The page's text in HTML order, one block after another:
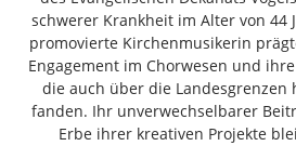
Antrifttal
Feldatal
Freiensteinau
Gemünden
Grebenau
schwerer Krankheit im Alter von 44
promovierte Kirchenmusikerin
Engagement im Chorwesen und
die auch über die Landesgrenzen
fanden. Ihr unverwechselbarer
Erbe ihrer kreativen Projekte